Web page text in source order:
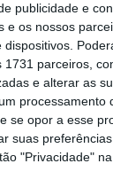
publicidade e
e os nossos
parceiros,
e alterar as
processamento
se opor a esse
suas
"Privacidade"
no Junior
de
mecânico
do vencedor.
entre os
dos
muito